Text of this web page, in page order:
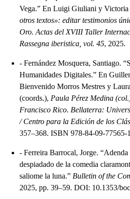
Vega.” En Luigi Giuliani y Victoria
otros textos»: editar testimonios
Oro. Actas del XVIII Taller
Rassegna iberistica, vol. 45, 2025.
- Fernández Mosquera, Santiago.
Humanidades Digitales.” En
Bienvenido Morros Mestres y
(coords.), Paula Pérez Medina
Francisco Rico. Bellaterra:
/ Centro para la Edición de los
357–368. ISBN 978-84-09-77565-
- Ferreira Barrocal, Jorge.
despiadado de la comedia
saliome la luna.” Bulletin of the
2025, pp. 39–59. DOI: 10.1353/